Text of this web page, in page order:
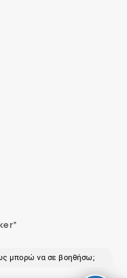
μπορώ να σε βοηθήσω;